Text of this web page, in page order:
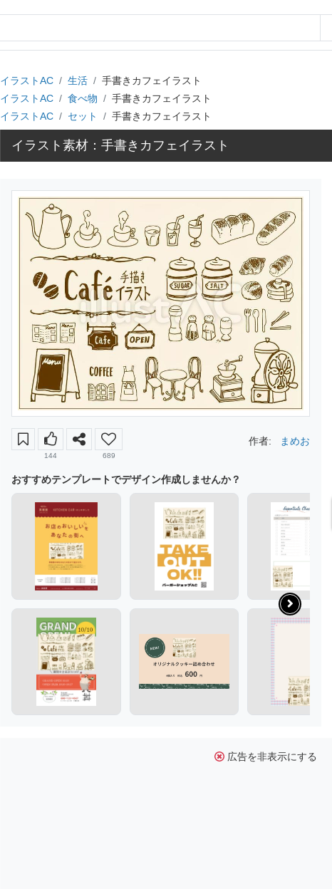
イラストAC 生活
手書きカフェイラスト
イラストAC
食べ物
手書きカフェイラスト
イラストAC
セット 手書きカフェイラスト
イラスト素材：手書きカフェイラスト
144 689
作者: まめお
おすすめテンプレートでデザイン作成しませんか？
広告を非表示にする